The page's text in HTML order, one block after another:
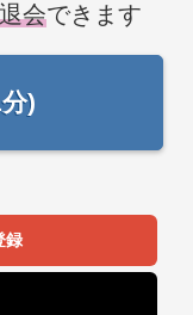
会できます
)
録